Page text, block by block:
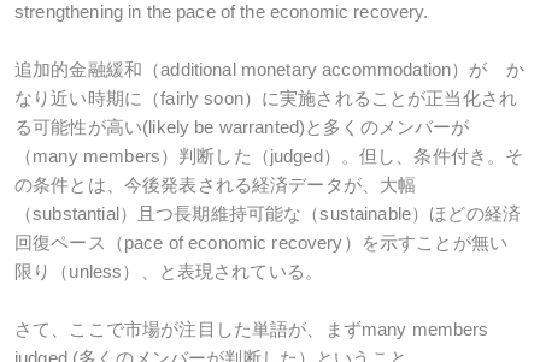
strengthening in the pace of the economic recovery.
追加的金融緩和（additional monetary accommodation）が か
なり近い時期に（fairly soon）に実施されることが正当化され
る可能性が高い(likely be warranted)と多くのメンバーが
（many members）判断した（judged）。但し、条件付き。そ
の条件とは、今後発表される経済データが、大幅
（substantial）且つ長期維持可能な（sustainable）ほどの経済
回復ペース（pace of economic recovery）を示すことが無い
限り（unless）、と表現されている。
さて、ここで市場が注目した単語が、まずmany members
judged (多くのメンバーが判断した）ということ。